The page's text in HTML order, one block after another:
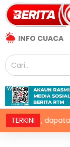
INFO CUACA
TERKINI
dapatan RCI